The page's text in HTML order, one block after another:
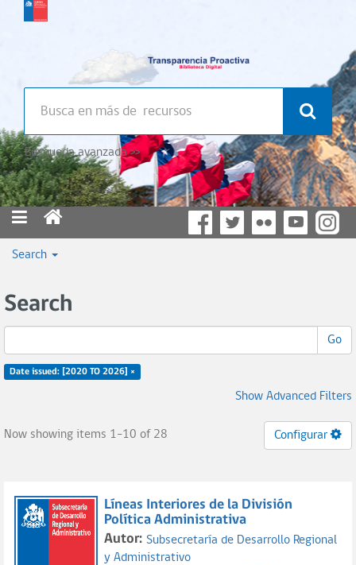
Búsqueda avanzada >>
Search
Search
Go
Date issued: [2020 TO 2026] ×
Show Advanced Filters
Now showing items 1-10 of 28 Configurar
Líneas Interiores de la División
Política Administrativa
Autor: Subsecretaría de Desarrollo Regional
y Administrativo